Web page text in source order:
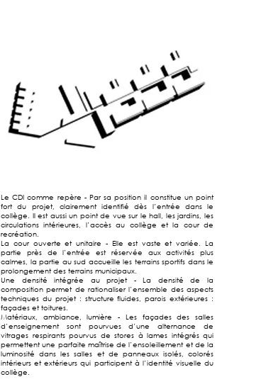
Le CDI comme repère - Par sa position il constitue un point
fort du projet, clairement identifié dès l’entrée dans le
collège. Il est aussi un point de vue sur le hall, les jardins, les
circulations intérieures, l’accès au collège et la cour de
recréation.
La cour ouverte et unitaire - Elle est vaste et variée. La
partie près de l’entrée est réservée aux activités plus
calmes, la partie au sud accueille les terrains sportifs dans le
prolongement des terrains municipaux.
Une densité intégrée au projet - La densité de la
composition permet de rationaliser l’ensemble des aspects
techniques du projet : structure fluides, parois extérieures :
façades et toitures.
Matériaux, ambiance, lumière - Les façades des salles
d’enseignement sont pourvues d’une alternance de
vitrages respirants pourvus de stores à lames intégrés qui
permettent une parfaite maîtrise de l’ensoleillement et de la
luminosité dans les salles et de panneaux isolés, colorés
intérieurs et extérieurs qui participent à l’identité visuelle du
collège.